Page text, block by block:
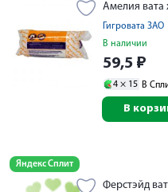
Амелия вата
Гигровата ЗАО
В наличии
59,5 ₽
4 × 15 В
В
Яндекс Сплит
Ферстэйд